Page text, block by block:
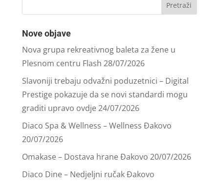
Nove objave
Nova grupa rekreativnog baleta za žene u
Plesnom centru Flash 28/07/2026
Slavoniji trebaju odvažni poduzetnici – Digital
Prestige pokazuje da se novi standardi mogu
graditi upravo ovdje24/07/2026
Diaco Spa & Wellness – Wellness Đakovo
20/07/2026
Omakase – Dostava hrane Đakovo 20/07/2026
Diaco Dine – Nedjeljni ručak Đakovo